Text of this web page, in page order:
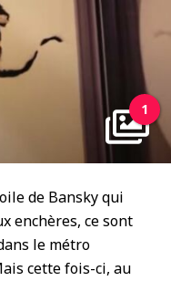
1
de Bansky qui
enchères, ce sont
le métro
cette fois-ci, au